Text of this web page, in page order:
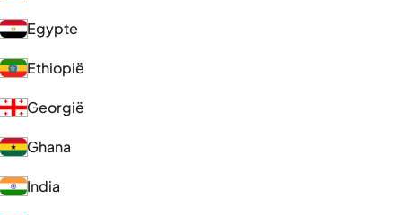
Egypte
Ethiopië
Georgië
Ghana
India